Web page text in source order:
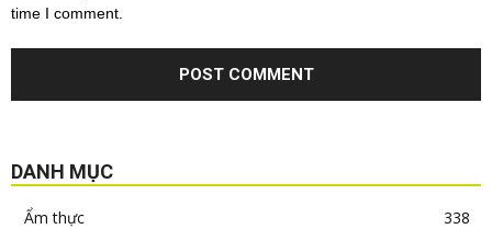
time I comment.
DANH MỤC
Ẩm thực
338